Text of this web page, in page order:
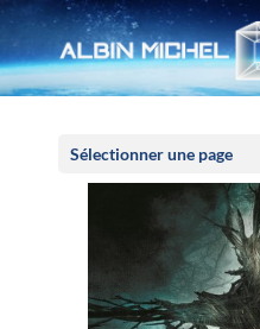
Sélectionner une page
Panneau de gestion des cookies